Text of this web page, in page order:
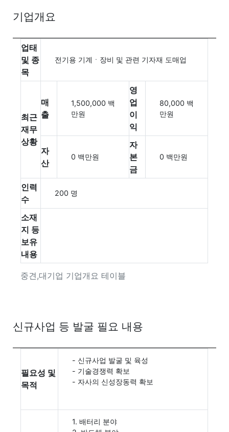
기업개요
중견,대기업 기업개요 테이블
업태
및 종
목
전기용 기계ㆍ장비 및 관련 기자재 도매업
최근
재무
상황
매
출
1,500,000 백
만원
영
업
이
익
80,000 백
만원
자
산
0 백만원
자
본
금
0 백만원
인력
수
200 명
소재
지 등
보유
내용
신규사업 등 발굴 필요 내용
필요성 및
목적
- 신규사업 발굴 및 육성
- 기술경쟁력 확보
- 자사의 신성장동력 확보
1. 배터리 분야